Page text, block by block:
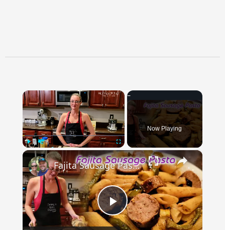
×
Play Unmute Fullscreen
Now Playing
×
Play
Fajita Sausage Pasta | Dining In With Danielle